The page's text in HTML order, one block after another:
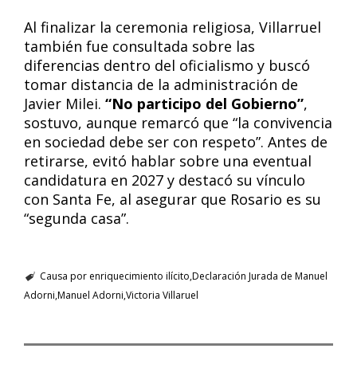
Al finalizar la ceremonia religiosa, Villarruel
también fue consultada sobre las
diferencias dentro del oficialismo y buscó
tomar distancia de la administración de
Javier Milei. “No participo del Gobierno”,
sostuvo, aunque remarcó que “la convivencia
en sociedad debe ser con respeto”. Antes de
retirarse, evitó hablar sobre una eventual
candidatura en 2027 y destacó su vínculo
con Santa Fe, al asegurar que Rosario es su
“segunda casa”.
Causa por enriquecimiento ilícito Declaración Jurada de Manuel
Adorni Manuel Adorni Victoria Villaruel